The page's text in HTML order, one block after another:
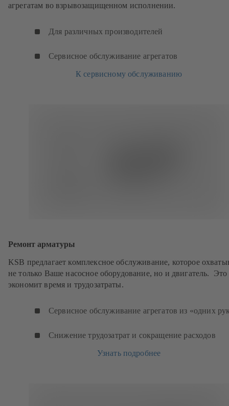
агрегатам во взрывозащищенном исполнении.
Для различных производителей
Сервисное обслуживание агрегатов
К сервисному обслуживанию
Ремонт арматуры
KSB предлагает комплексное обслуживание, которое
не только Ваше насосное оборудование, но и двигатель. Это
экономит время и трудозатраты.
Сервисное обслуживание агрегатов из «одних
Снижение трудозатрат и сокращение расходов
Узнать подробнее